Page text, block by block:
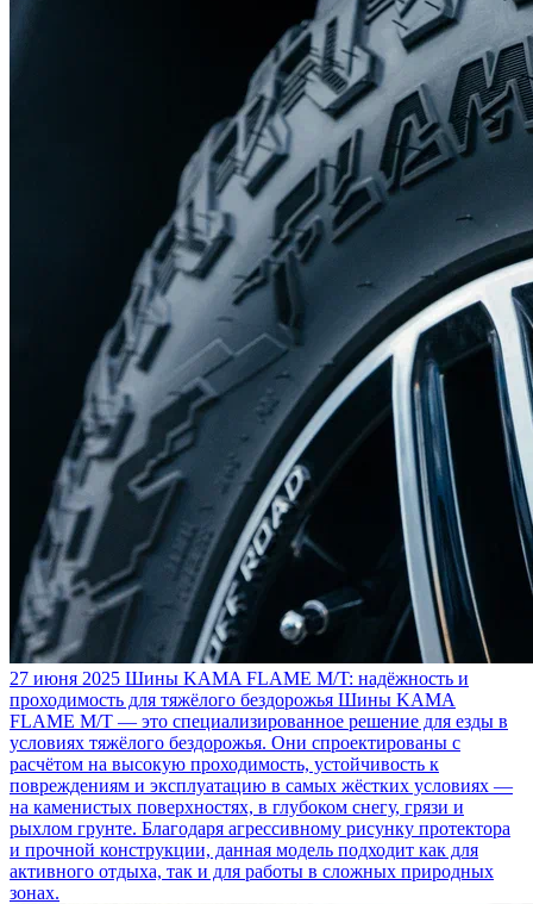
27 июня 2025 Шины KAMA FLAME M/T: надёжность и
проходимость для тяжёлого бездорожья Шины KAMA
FLAME M/T — это специализированное решение для езды в
условиях тяжёлого бездорожья. Они спроектированы с
расчётом на высокую проходимость, устойчивость к
повреждениям и эксплуатацию в самых жёстких условиях —
на каменистых поверхностях, в глубоком снегу, грязи и
рыхлом грунте. Благодаря агрессивному рисунку протектора
и прочной конструкции, данная модель подходит как для
активного отдыха, так и для работы в сложных природных
зонах.